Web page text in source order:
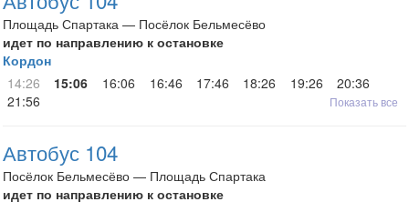
Площадь Спартака — Посёлок Бельмесёво
идет по направлению к остановке
Кордон
14:26
15:06 16:06 16:46 17:46 18:26 19:26
20:36
21:56
Показать все
Автобус 104
Посёлок Бельмесёво — Площадь Спартака
идет по направлению к остановке